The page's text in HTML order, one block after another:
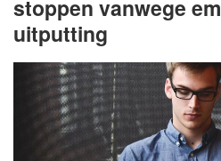
stoppen vanwege
uitputting